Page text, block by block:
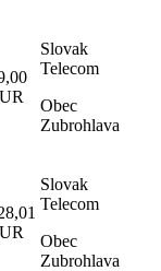
Slovak
Telecom
Obec
Zubrohlava
Slovak
Telecom
Obec
Zubrohlava